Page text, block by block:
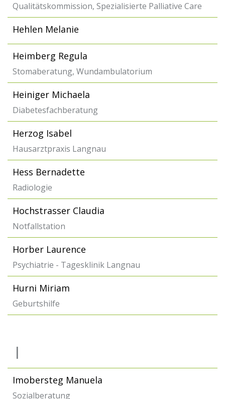
Qualitätskommission, Spezialisierte Palliative Care
Hehlen Melanie
Heimberg Regula
Stomaberatung, Wundambulatorium
Heiniger Michaela
Diabetesfachberatung
Herzog Isabel
Hausarztpraxis Langnau
Hess Bernadette
Radiologie
Hochstrasser Claudia
Notfallstation
Horber Laurence
Psychiatrie - Tagesklinik Langnau
Hurni Miriam
Geburtshilfe
I
Imobersteg Manuela
Sozialberatung